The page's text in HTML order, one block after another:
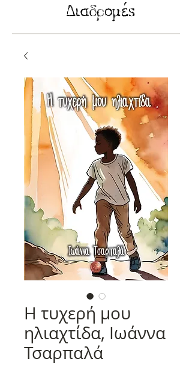
Διαδρομέs
Η τυχερή μου
ηλιαχτίδα, Ιωάννα
Τσαρπαλά